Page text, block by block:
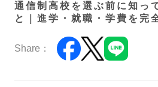
通信制高校を選ぶ前に知っ
と｜進学・就職・学費を完
Share：